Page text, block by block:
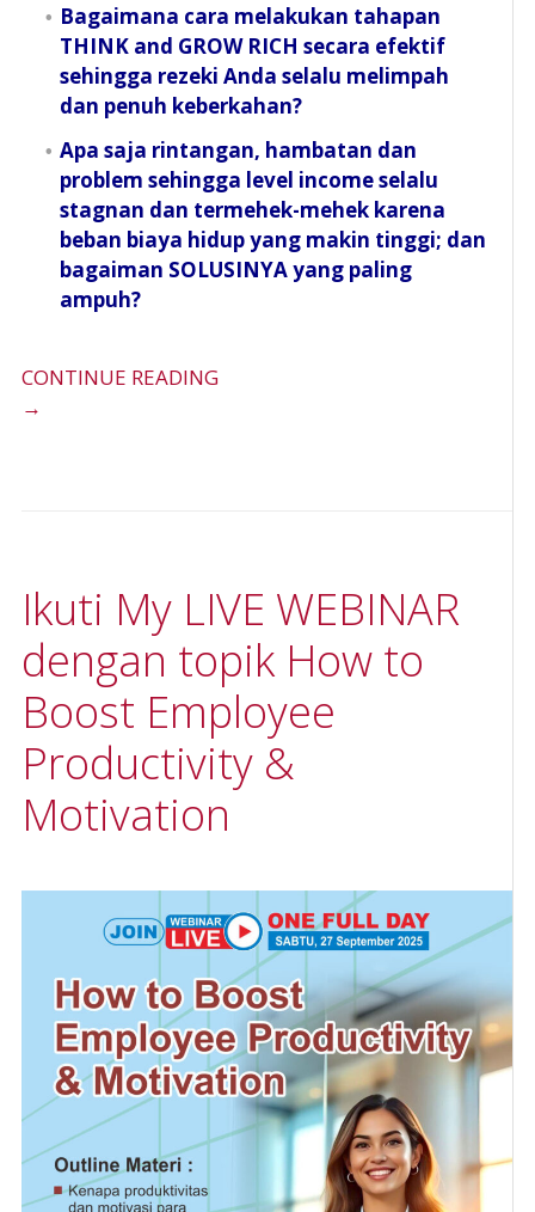
Bagaimana cara melakukan tahapan
THINK and GROW RICH secara efektif
sehingga rezeki Anda selalu melimpah
dan penuh keberkahan?
Apa saja rintangan, hambatan dan
problem sehingga level income selalu
stagnan dan termehek-mehek karena
beban biaya hidup yang makin tinggi; dan
bagaiman SOLUSINYA yang paling
ampuh?
CONTINUE READING
→
Ikuti My LIVE WEBINAR
dengan topik How to
Boost Employee
Productivity &
Motivation